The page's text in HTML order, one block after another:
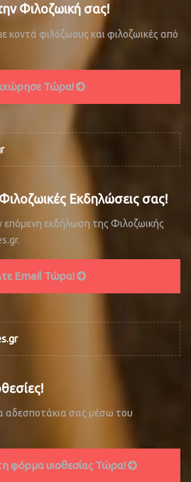
Φιλοζωική σας!
κοντά φιλόζωους και φιλοζωικές από
Τώρα!
Εκδηλώσεις σας!
επόμενη εκδήλωση της Φιλοζωικής
Email Τώρα!
αδεσποτάκια σας μέσω του
φόρμα υιοθεσίας Τώρα!